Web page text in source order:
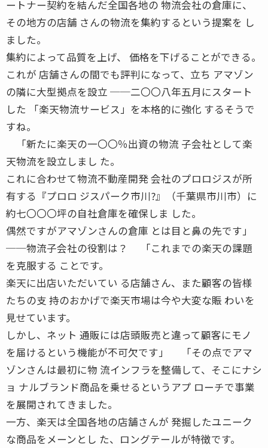
ートナー契約を結んだ全国各地の 物流会社の倉庫に、
その地方の店舗 さんの物流を集約するという提案を し
ました。
集約によって品質を上げ、 価格を下げることができる。
これが 店舗さんの間でも評判になって、立ち アマゾン
の隣に大型拠点を設立 ──二〇〇八年五月にスタート
した 「楽天物流サービス」を本格的に強化 するそうで
すね。
「新たに楽天の一〇〇％出資の物流 子会社として楽
天物流を設立しまし た。
これに合わせて物流不動産開発 会社のプロロジスが所
有する『プロロ ジスパーク市川?』（千葉県市川市）に
約七〇〇〇坪の自社倉庫を確保しま した。
偶然ですがアマゾンさんの倉庫 とは目と鼻の先です」
──物流子会社の役割は？ 「これまでの楽天の課題
を克服する ことです。
楽天に出店いただいてい る店舗さん、また顧客の皆様
たちの支 持のおかげで楽天市場は今や大変な賑 わいを
見せています。
しかし、ネット 通販には店頭販売と違って顧客にモノ
を届けるという機能が不可欠です」 「その点でアマ
ゾンさんは最初に物 流インフラを整備して、そこにナシ
ョ ナルブランド商品を乗せるというアプ ローチで事業
を展開されてきました。
一方、楽天は全国各地の店舗さんが 発掘したユニーク
な商品をメーンとし た、ロングテールが特徴です。